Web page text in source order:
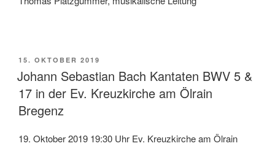
VERÖFFENTLICHT
AM
15. OKTOBER 2019
Johann Sebastian Bach Kantaten BWV 5 &
17 in der Ev. Kreuzkirche am Ölrain
Bregenz
19. Oktober 2019 19:30 Uhr Ev. Kreuzkirche am Ölrain